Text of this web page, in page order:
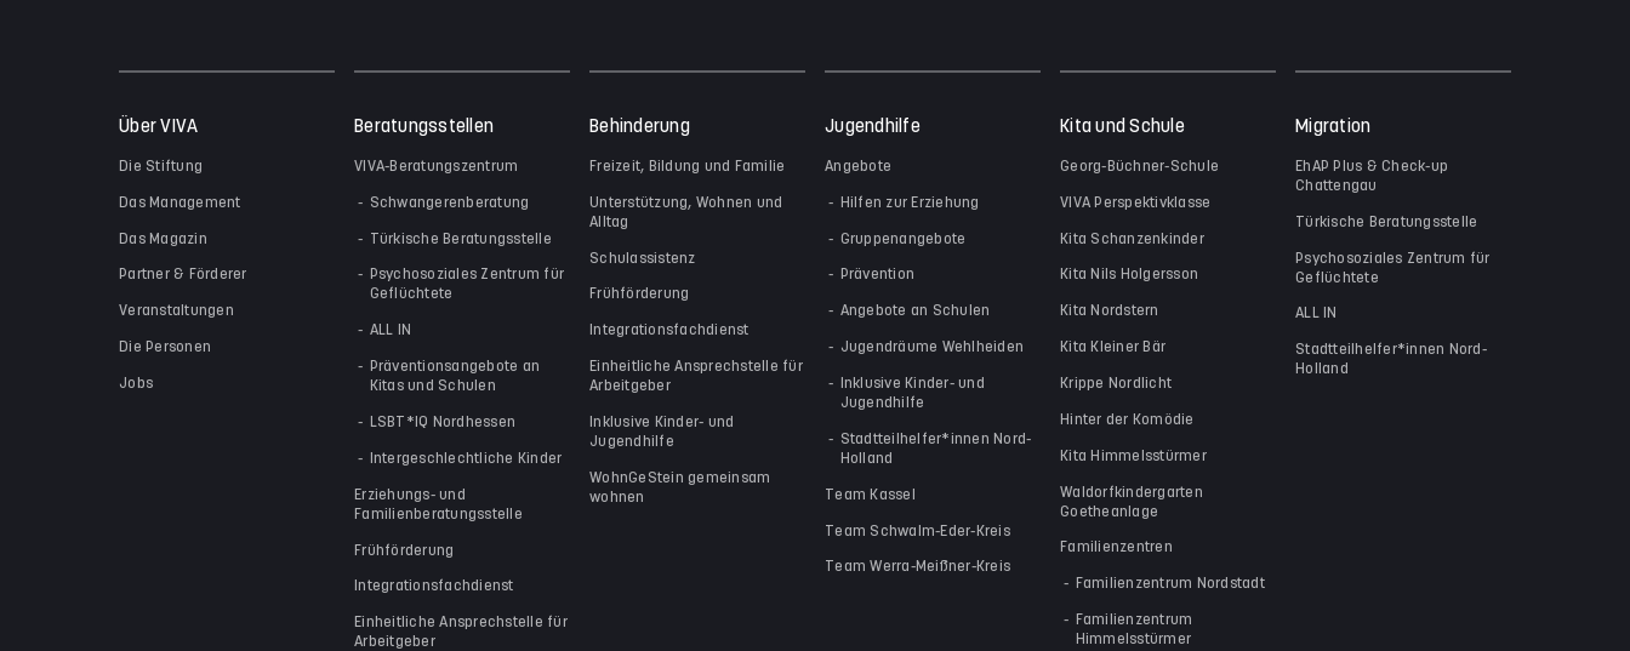
Über VIVA
Die Stiftung
Das Management
Das Magazin
Partner & Förderer
Veranstaltungen
Die Personen
Jobs
Beratungsstellen
VIVA-Beratungszentrum
Schwangerenberatung
Türkische Beratungsstelle
Psychosoziales Zentrum für
Geflüchtete
ALL IN
Präventionsangebote an
Kitas und Schulen
LSBT*IQ Nordhessen
Intergeschlechtliche Kinder
Erziehungs- und
Familienberatungsstelle
Frühförderung
Integrationsfachdienst
Einheitliche Ansprechstelle für
Arbeitgeber
Behinderung
Freizeit, Bildung und Familie
Unterstützung, Wohnen und
Alltag
Schulassistenz
Frühförderung
Integrationsfachdienst
Einheitliche Ansprechstelle für
Arbeitgeber
Inklusive Kinder- und
Jugendhilfe
WohnGeStein gemeinsam
wohnen
Jugendhilfe
Angebote
Hilfen zur Erziehung
Gruppenangebote
Prävention
Angebote an Schulen
Jugendräume Wehlheiden
Inklusive Kinder- und
Jugendhilfe
Stadtteilhelfer*innen Nord-
Holland
Team Kassel
Team Schwalm-Eder-Kreis
Team Werra-Meißner-Kreis
Kita und Schule
Georg-Büchner-Schule
VIVA Perspektivklasse
Kita Schanzenkinder
Kita Nils Holgersson
Kita Nordstern
Kita Kleiner Bär
Krippe Nordlicht
Hinter der Komödie
Kita Himmelsstürmer
Waldorfkindergarten
Goetheanlage
Familienzentren
Familienzentrum Nordstadt
Familienzentrum
Himmelsstürmer
Migration
EhAP Plus & Check-up
Chattengau
Türkische Beratungsstelle
Psychosoziales Zentrum für
Geflüchtete
ALL IN
Stadtteilhelfer*innen Nord-
Holland